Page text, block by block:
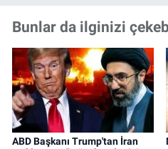
Bunlar da ilginizi
ABD Başkanı Trump'tan İran